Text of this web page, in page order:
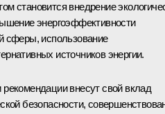
становится внедрение
энергоэффективности
сферы, использование
источников энергии.
внесут свой вклад
безопасности,